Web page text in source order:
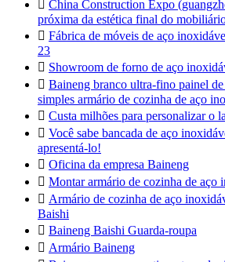
China Construction Expo
próxima da estética final do
 Fábrica de móveis de aço
23
 Showroom de forno de aço
 Baineng branco ultra-fino painel
simples armário de cozinha de aço
 Custa milhões para personalizar o
 Você sabe bancada de aço
apresentá-lo!
 Oficina da empresa Baineng
 Montar armário de cozinha de aço
 Armário de cozinha de aço
Baishi
 Baineng Baishi Guarda-roupa
 Armário Baineng